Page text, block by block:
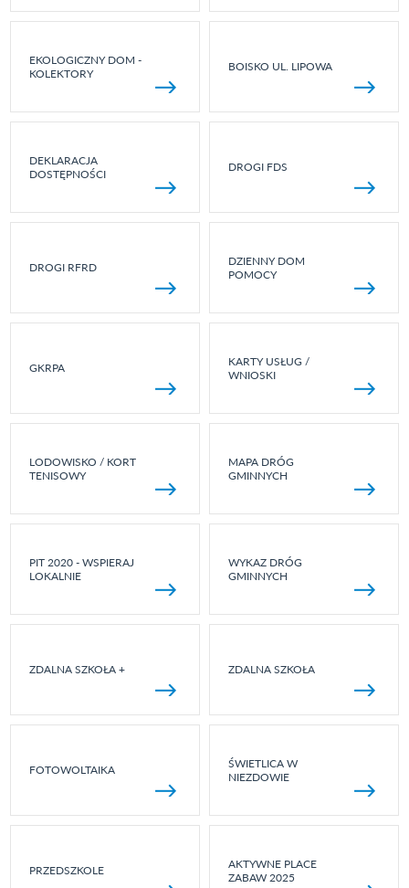
EKOLOGICZNY DOM -
KOLEKTORY
BOISKO UL. LIPOWA
DEKLARACJA
DOSTĘPNOŚCI
DROGI FDS
DROGI RFRD
DZIENNY DOM
POMOCY
GKRPA
KARTY USŁUG /
WNIOSKI
LODOWISKO / KORT
TENISOWY
MAPA DRÓG
GMINNYCH
PIT 2020 - WSPIERAJ
LOKALNIE
WYKAZ DRÓG
GMINNYCH
ZDALNA SZKOŁA + ZDALNA SZKOŁA
FOTOWOLTAIKA
ŚWIETLICA W
NIEZDOWIE
PRZEDSZKOLE
AKTYWNE PLACE
ZABAW 2025